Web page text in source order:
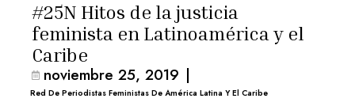
#25N Hitos de la justicia
feminista en Latinoamérica y el
Caribe
noviembre 25, 2019 |
Red De Periodistas Feministas De América Latina Y El Caribe